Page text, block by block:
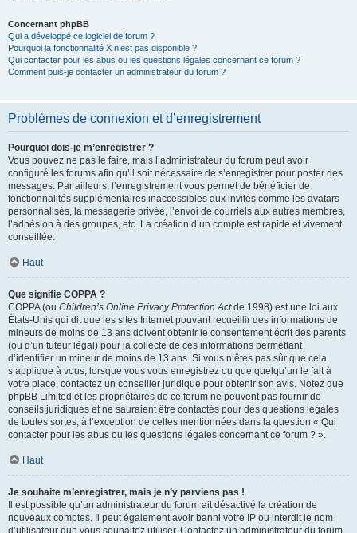
Concernant phpBB
Qui a développé ce logiciel de forum ?
Pourquoi la fonctionnalité X n’est pas disponible ?
Qui contacter pour les abus ou les questions légales concernant ce forum ?
Comment puis-je contacter un administrateur du forum ?
Problèmes de connexion et d’enregistrement
Pourquoi dois-je m’enregistrer ?
Vous pouvez ne pas le faire, mais l’administrateur du forum peut avoir
configuré les forums afin qu’il soit nécessaire de s’enregistrer pour poster des
messages. Par ailleurs, l’enregistrement vous permet de bénéficier de
fonctionnalités supplémentaires inaccessibles aux invités comme les avatars
personnalisés, la messagerie privée, l’envoi de courriels aux autres membres,
l’adhésion à des groupes, etc. La création d’un compte est rapide et vivement
conseillée.
Haut
Que signifie COPPA ?
COPPA (ou Children’s Online Privacy Protection Actde 1998) est une loi aux
États-Unis qui dit que les sites Internet pouvant recueillir des informations de
mineurs de moins de 13 ans doivent obtenir le consentement écrit des parents
(ou d’un tuteur légal) pour la collecte de ces informations permettant
d’identifier un mineur de moins de 13 ans. Si vous n’êtes pas sûr que cela
s’applique à vous, lorsque vous vous enregistrez ou que quelqu’un le fait à
votre place, contactez un conseiller juridique pour obtenir son avis. Notez que
phpBB Limited et les propriétaires de ce forum ne peuvent pas fournir de
conseils juridiques et ne sauraient être contactés pour des questions légales
de toutes sortes, à l’exception de celles mentionnées dans la question « Qui
contacter pour les abus ou les questions légales concernant ce forum ? ».
Haut
Je souhaite m’enregistrer, mais je n’y parviens pas !
Il est possible qu’un administrateur du forum ait désactivé la création de
nouveaux comptes. Il peut également avoir banni votre IP ou interdit le nom
d’utilisateur que vous souhaitez utiliser. Contactez un administrateur du forum